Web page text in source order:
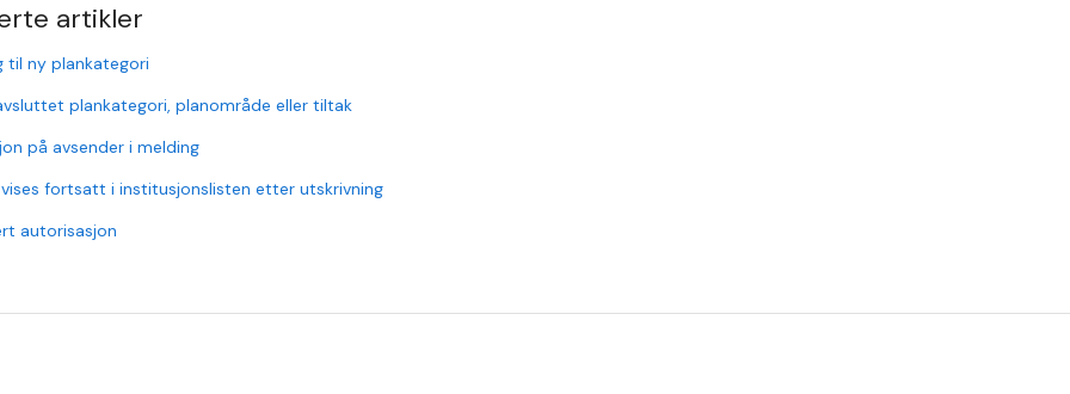
artikler
til ny plankategori
plankategori, planområde eller tiltak
på avsender i melding
vises fortsatt i institusjonslisten etter utskrivning
autorisasjon